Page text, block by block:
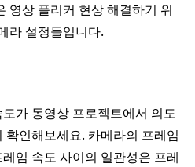
영상 플리커 현상 해결하기 위
라 설정들입니다.
가 동영상 프로젝트에서 의도
인해보세요. 카메라의 프레임
임 속도 사이의 일관성은 프레